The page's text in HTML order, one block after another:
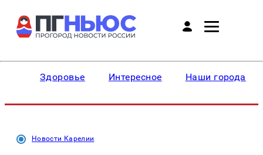
Здоровье Интересное Наши города
Новости Карелии